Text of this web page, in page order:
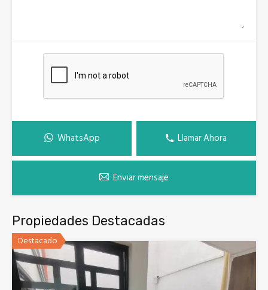
WhatsApp Llamar Ahora
Enviar mensaje
Propiedades Destacadas
Destacado